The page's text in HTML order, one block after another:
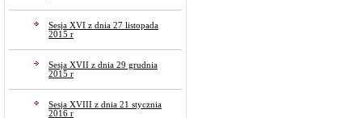
Sesja XVI z dnia 27 listopada
2015 r
Sesja XVII z dnia 29 grudnia
2015 r
Sesja XVIII z dnia 21 stycznia
2016 r